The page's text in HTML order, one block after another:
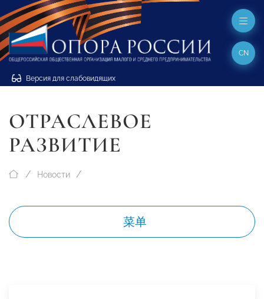
Версия для слабовидящих
CN
ОТРАСЛЕВОЕ
РАЗВИТИЕ
Новости
菜单